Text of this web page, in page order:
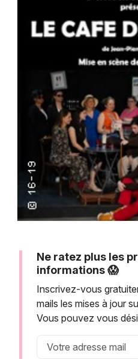
Activité & Expérience
Manifestations
Foires & salons
Spectacles
Concerts
Sports
Soirées
Sorties famille
Sorties & loisirs
Newsletter des sorties
Marseille
Montpellier
Nantes
Strasbourg
Toulouse
Toutes les villes
Ne ratez plus les
informations 😱
Inscrivez-vous
mails les mises à jour
Vous pouvez vous